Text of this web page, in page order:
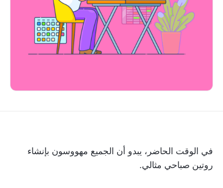
في الوقت الحاضر، يبدو أن الجميع مهووسون بإنشاء
روتين صباحي مثالي.